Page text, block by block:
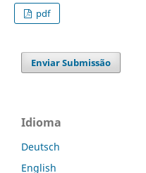
pdf
Enviar Submissão
Idioma
Deutsch
English